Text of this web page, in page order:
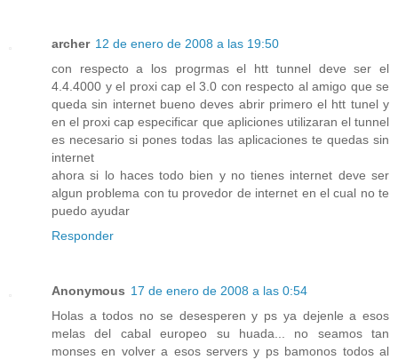
archer 12 de enero de 2008 a las 19:50
con respecto a los progrmas el htt tunnel deve ser el
4.4.4000 y el proxi cap el 3.0 con respecto al amigo que se
queda sin internet bueno deves abrir primero el htt tunel y
en el proxi cap especificar que apliciones utilizaran el tunnel
es necesario si pones todas las aplicaciones te quedas sin
internet
ahora si lo haces todo bien y no tienes internet deve ser
algun problema con tu provedor de internet en el cual no te
puedo ayudar
Responder
Anonymous 17 de enero de 2008 a las 0:54
Holas a todos no se desesperen y ps ya dejenle a esos
melas del cabal europeo su huada... no seamos tan
monses en volver a esos servers y ps bamonos todos al